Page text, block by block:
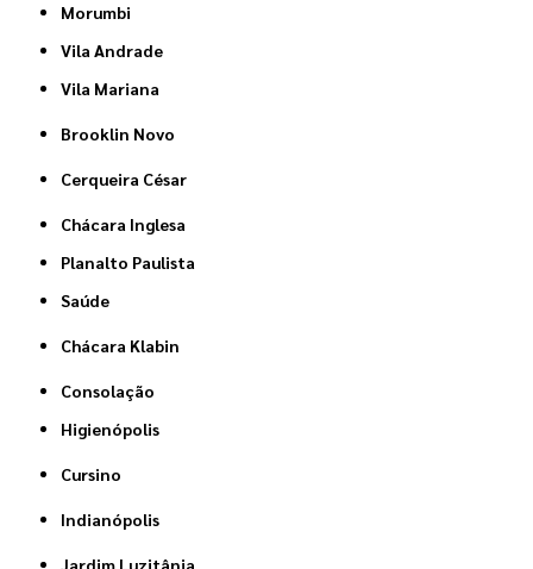
Morumbi
Vila Andrade
Vila Mariana
Brooklin Novo
Cerqueira César
Chácara Inglesa
Planalto Paulista
Saúde
Chácara Klabin
Consolação
Higienópolis
Cursino
Indianópolis
Jardim Luzitânia